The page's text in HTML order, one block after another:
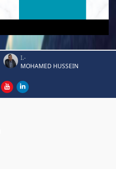
I.-
MOHAMED HUSSEIN